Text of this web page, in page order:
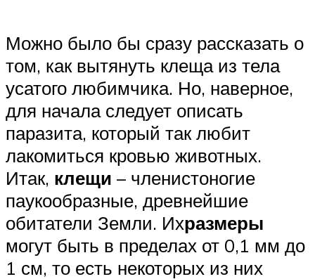
Можно было бы сразу рассказать о
том, как вытянуть клеща из тела
усатого любимчика. Но, наверное,
для начала следует описать
паразита, который так любит
лакомиться кровью животных.
Итак, клещи – членистоногие
паукообразные, древнейшие
обитатели Земли. Ихразмеры
могут быть в пределах от 0,1 мм до
1 см, то есть некоторых из них